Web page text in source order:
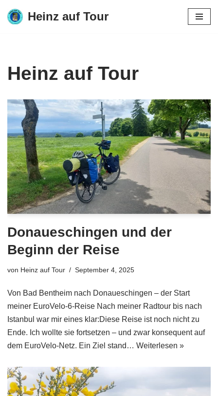
Zum
Heinz auf Tour
Heinz auf Tour
Donaueschingen und der
Beginn der Reise
von Heinz auf Tour September 4, 2025
Von Bad Bentheim nach Donaueschingen – der Start
meiner EuroVelo-6-Reise Nach meiner Radtour bis nach
Istanbul war mir eines klar:Diese Reise ist noch nicht zu
Ende. Ich wollte sie fortsetzen – und zwar konsequent auf
dem EuroVelo-Netz. Ein Ziel stand… Weiterlesen »